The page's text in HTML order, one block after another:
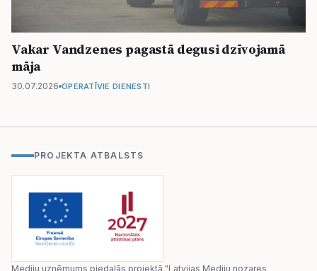
Vakar Vandzenes pagastā degusi dzīvojamā
māja
30.07.2026 OPERATĪVIE DIENESTI
PROJEKTA ATBALSTS
Mediju uzņēmums piedalās projektā "Latvijas Mediju nozares